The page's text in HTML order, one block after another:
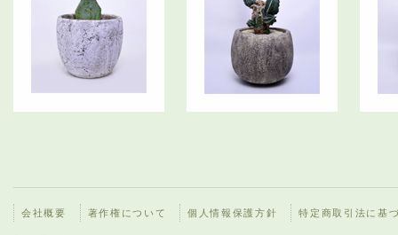
会社概要 著作権について 個人情報保護方針 特定商取引法に基